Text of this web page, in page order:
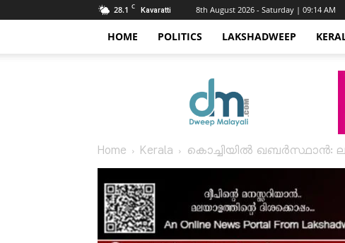
28.1 C Kavaratti 8th August 2026 - Saturday | 09:14 AM
HOME POLITICS LAKSHADWEEP
Home Kerala കൊച്ചിയിൽ ഖബർസ്ഥാൻ: